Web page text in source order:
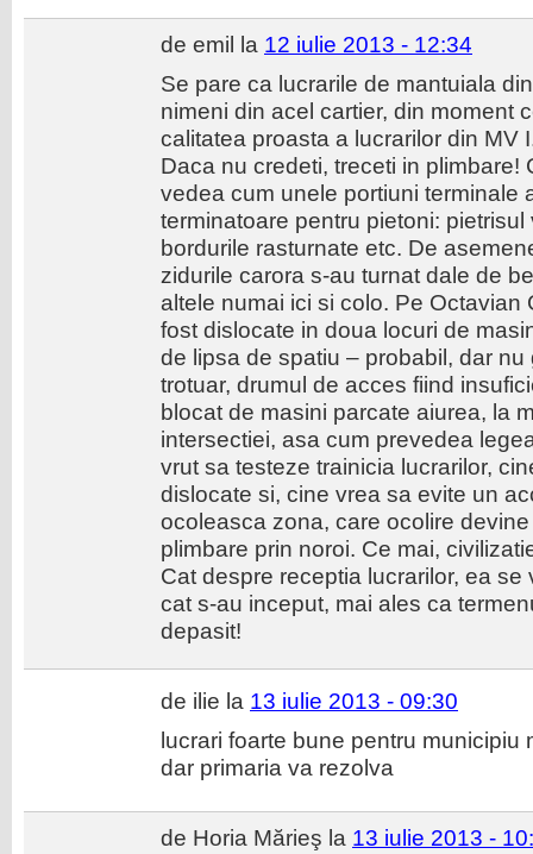
de emil la 12 iulie 2013 - 12:34
Se pare ca lucrarile de mantuiala
nimeni din acel cartier, din moment
calitatea proasta a lucrarilor din MV
Daca nu credeti, treceti in plimbare!
vedea cum unele portiuni terminale
terminatoare pentru pietoni:
bordurile rasturnate etc. De
zidurile carora s-au turnat dale de
altele numai ici si colo. Pe Octavian
fost dislocate in doua locuri de
de lipsa de spatiu – probabil, dar
trotuar, drumul de acces fiind
blocat de masini parcate aiurea, la
intersectiei, asa cum prevedea
vrut sa testeze trainicia lucrarilor,
dislocate si, cine vrea sa evite un
ocoleasca zona, care ocolire
plimbare prin noroi. Ce mai,
Cat despre receptia lucrarilor, ea
cat s-au inceput, mai ales ca
depasit!
de ilie la 13 iulie 2013 - 09:30
lucrari foarte bune pentru municipiu
dar primaria va rezolva
de Horia Mărieş la 13 iulie 2013 -